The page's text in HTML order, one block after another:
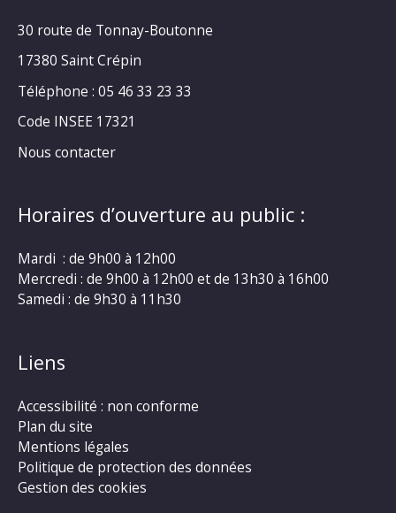
30 route de Tonnay-Boutonne
17380 Saint Crépin
Téléphone : 05 46 33 23 33
Code INSEE 17321
Nous contacter
Horaires d’ouverture au public :
Mardi : de 9h00 à 12h00
Mercredi : de 9h00 à 12h00 et de 13h30 à 16h00
Samedi : de 9h30 à 11h30
Liens
Accessibilité : non conforme
Plan du site
Mentions légales
Politique de protection des données
Gestion des cookies